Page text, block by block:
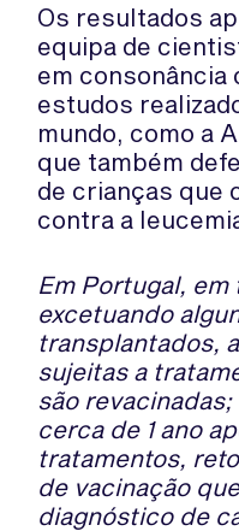
Os resultados
equipa de
em consonância
estudos
mundo, como a
que também
de crianças que
contra a
Em Portugal,
excetuando
transplantados,
sujeitas a
são
cerca de 1 ano
tratamentos,
de vacinação
diagnóstico de